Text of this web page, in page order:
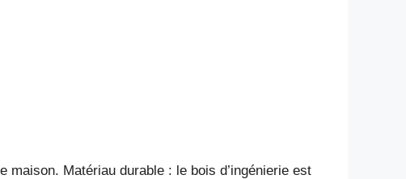
Matériau durable : le bois d’ingénierie est